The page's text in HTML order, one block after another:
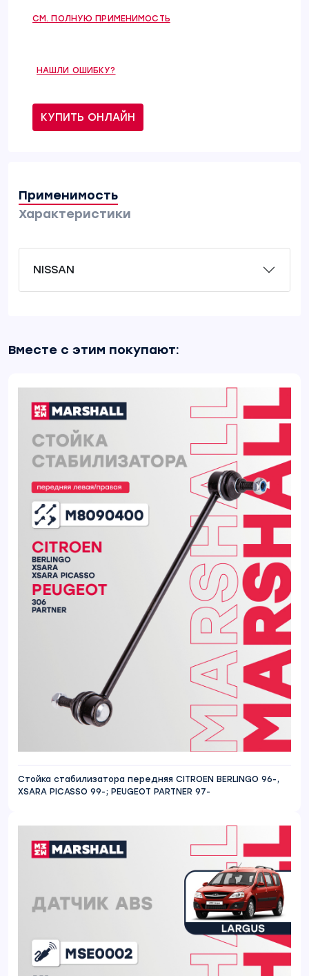
СМ. ПОЛНУЮ ПРИМЕНИМОСТЬ
НАШЛИ ОШИБКУ?
КУПИТЬ ОНЛАЙН
Применимость
Характеристики
NISSAN
Вместе с этим покупают:
Стойка стабилизатора передняя CITROEN BERLINGO 96-,
XSARA PICASSO 99-; PEUGEOT PARTNER 97-